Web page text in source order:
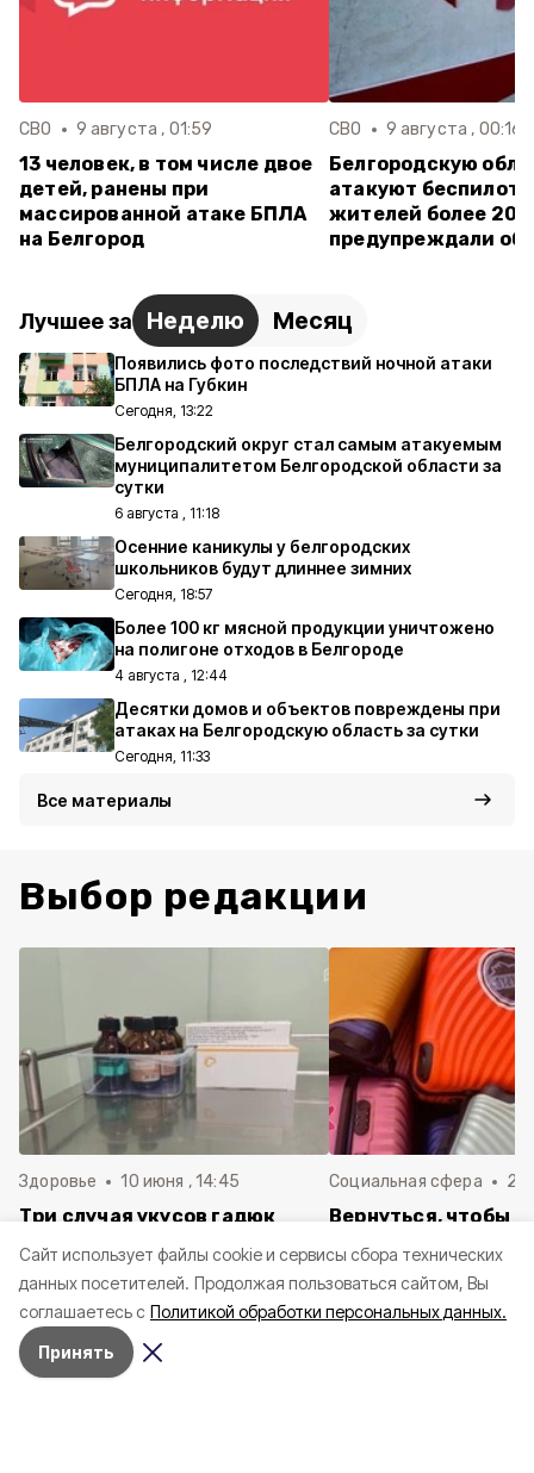
Cайт использует файлы cookie и сервисы сбора технических
данных посетителей. Продолжая пользоваться сайтом, Вы
соглашаетесь с Политикой обработки персональных данных.
Принять
СВО 9 августа , 01:59
13 человек, в том числе двое
детей, ранены при
массированной атаке БПЛА
на Белгород
СВО 9 августа , 00:16
Белгородскую
атакуют
жителей более 20
предупреждали об
Лучшее за Неделю Месяц
Появились фото последствий ночной атаки
БПЛА на Губкин
Сегодня, 13:22
Белгородский округ стал самым атакуемым
муниципалитетом Белгородской области за
сутки
6 августа , 11:18
Осенние каникулы у белгородских
школьников будут длиннее зимних
Сегодня, 18:57
Более 100 кг мясной продукции уничтожено
на полигоне отходов в Белгороде
4 августа , 12:44
Десятки домов и объектов повреждены при
атаках на Белгородскую область за сутки
Сегодня, 11:33
Все материалы
Выбор редакции
Здоровье 10 июня , 14:45
Три случая укусов гадюк
Белгородской области с
начала года
Социальная сфера 20
Вернуться, чтобы
в Белгородскую
пять лет